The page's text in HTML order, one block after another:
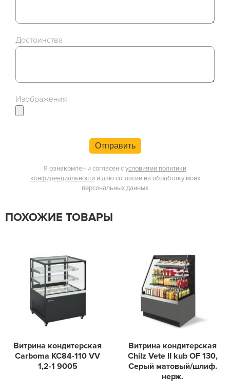
Достоинства
Изображения
Отправить
Я ознакомлен и согласен сусловиями политики
конфиденциальности и даю согласие на обработку моих
персональных данных
ПОХОЖИЕ ТОВАРЫ
Витрина кондитерская
Carboma KC84-110 VV
1,2-1 9005
Витрина кондитерская
Chilz Vete II kub OF 130,
Серый матовый/шлиф.
нерж.